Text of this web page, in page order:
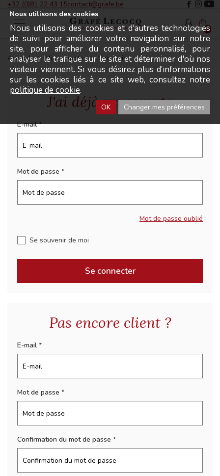
+32 (0)81 22 43 15contact@grafe.be
Menu 0
Accueil Mon compte Connexion
J'ai déjà un compte
E-mail
Mot de passe
Mot de passe oublié
Se souvenir de moi
Se connecter
Pas encore client ?
E-mail
Mot de passe
Confirmation du mot de passe
Nous utilisons des cookies
Nous utilisons des cookies et d'autres technologies
de suivi pour améliorer votre navigation sur notre
site, pour afficher du contenu peronnalisé, pour
analyser le trafique sur le site et déterminer d'où nos
visiteur viennent. Si vous désirez plus d’informations
sur les cookies liés à ce site web, consultez notre
politique de cookie.
OK Changer mes préférences